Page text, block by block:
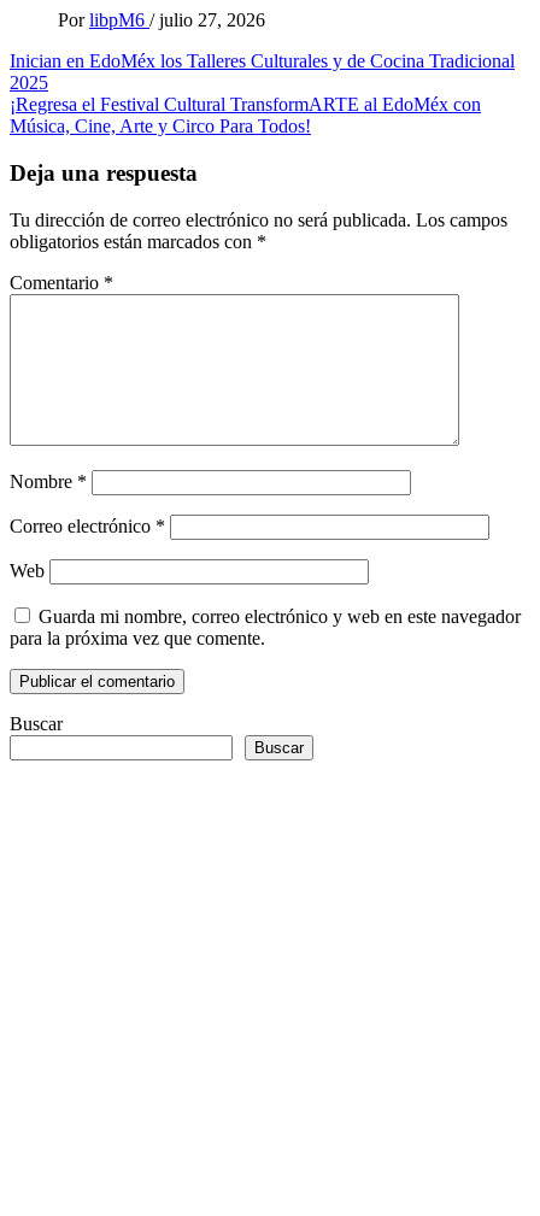
Por libpM6 / julio 27, 2026
Navegación
de
entradas
Inician en EdoMéx los Talleres Culturales y de Cocina Tradicional
2025
¡Regresa el Festival Cultural TransformARTE al EdoMéx con
Música, Cine, Arte y Circo Para Todos!
Deja una respuesta
Tu dirección de correo electrónico no será publicada. Los campos
obligatorios están marcados con *
Comentario *
Nombre *
Correo electrónico *
Web
Guarda mi nombre, correo electrónico y web en este navegador
para la próxima vez que comente.
Buscar
Buscar